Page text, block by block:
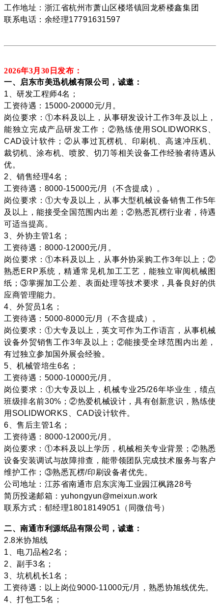
工作地址：浙江省杭州市萧山区楼塔镇回龙桥楼鑫集团
联系电话：余经理17791631597
2026年3月30 日发布：
一、启东市美迅机械有限公司，诚邀：
1、研发工程师4名；
工资待遇：15000-20000元/月。
岗位要求：①本科及以上，从事研发设计工作3年及以上，
能独立完成产品研发工作；②熟练使用SOLIDWORKS、
CAD设计软件；②从事过瓦楞机、印刷机、高速冲压机、
裁切机、涂布机、喷胶、切刀等相关设备工作经验者待遇从
优。
2、销售经理4名；
工资待遇：8000-15000元/月（不含提成）。
岗位要求：①大专及以上，从事大型机械设备销售工作5年
及以上，能接受全国范围内出差；②熟悉瓦楞行业者，待遇
可适当提高。
3、外协主管1名；
工资待遇：8000-12000元/月。
岗位要求：①本科及以上，从事外协采购工作3年以上；②
熟悉 ERP系统 ，精通常见机加工工艺，能独立审阅机械图
纸；③掌握加工公差、表面处理等技术要求，具备良好的供
应商管理能力。
4、外贸员1名；
工资待遇：5000-8000元/月（不含提成）。
岗位要求：①大专及以上，英文可作为工作语言，从事机械
设备外贸销售工作3年及以上；②能接受全球范围内出差，
有过独立参加国外展会经验。
5、机械管培生6名；
工资待遇：5000-10000元/月。
岗位要求：①大专及以上，机械专业25/26年毕业生，绩点
班级排名前30%；②热爱机械设计，具有创新意识，熟练使
用SOLIDWORKS、CAD设计软件。
6、售后主管1名；
工资待遇：8000-12000元/月。
岗位要求：①本科及以上学历，机械相关专业背景；②熟悉
设备安装调试与故障排查，能带领团队完成技术服务与客户
维护工作；③熟悉瓦楞/印刷设备者优先。
公司地址：江苏省南通市启东滨海工业园江枫路28号
简历投递邮箱：yuhongyun@meixun.work
联系方式：郁经理18018149051（同微信号）
二、南通市利源纸品有限公司，诚邀：
2.8米协旭线
1、电刀品检2名；
2、副手3名；
3、坑机机长1名；
工资待遇：以上岗位9000-11000元/月，熟悉协旭线优先。
4、打包工5名；